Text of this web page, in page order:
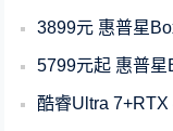
3899元 惠普星Box台
5799元起 惠普星Book
酷睿Ultra 7+RTX